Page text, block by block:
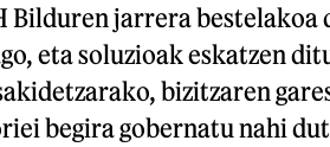
Bilduren jarrera bestelakoa
eta soluzioak eskatzen
bizitzaren
begira gobernatu nahi